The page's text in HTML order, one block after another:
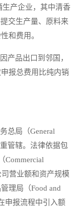
生产企业，其中清香
交生产量、原料来
和费用。
品出口到邻国，
报总费用比纯内销
总局（General
管辖。法律依据包
Commercial
营业额和资产规模
理局（Food and
申报流程中引入额